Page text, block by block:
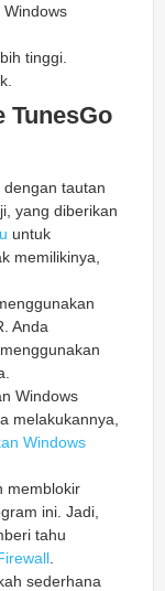
Windows
tinggi.
TunesGo
tautan
yang diberikan
untuk
memilikinya,
Anda
menggunakan
Windows
melakukannya,
Windows
memblokir
ini. Jadi,
tahu
sederhana